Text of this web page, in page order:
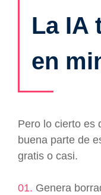
La IA
en
Pero lo cierto es
buena parte de
gratis o casi.
01. Genera